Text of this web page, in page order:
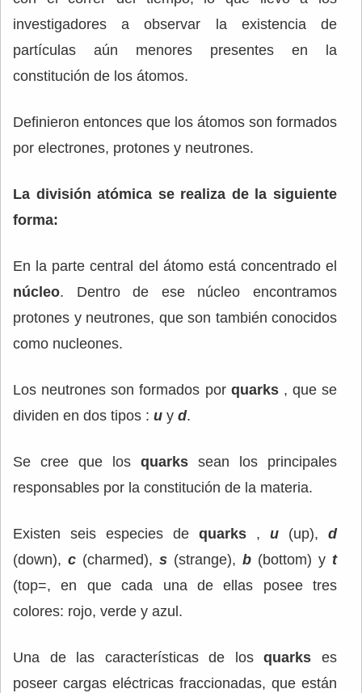
investigadores a observar la existencia de
partículas aún menores presentes en la
constitución de los átomos.
Definieron entonces que los átomos son formados
por electrones, protones y neutrones.
La división atómica se realiza de la siguiente
forma:
En la parte central del átomo está concentrado el
núcleo. Dentro de ese núcleo encontramos
protones y neutrones, que son también conocidos
como nucleones.
Los neutrones son formados por quarks , que se
dividen en dos tipos : u y d.
Se cree que los quarks sean los principales
responsables por la constitución de la materia.
Existen seis especies de quarks , u (up), d
(down), c (charmed), s (strange), b (bottom) y t
(top=, en que cada una de ellas posee tres
colores: rojo, verde y azul.
Una de las características de losquarkses
poseer cargas eléctricas fraccionadas, que están